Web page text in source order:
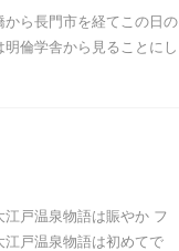
ら長門市を経てこの日の
倫学舎から見ることにし
戸温泉物語は賑やか フ
戸温泉物語は初めてで